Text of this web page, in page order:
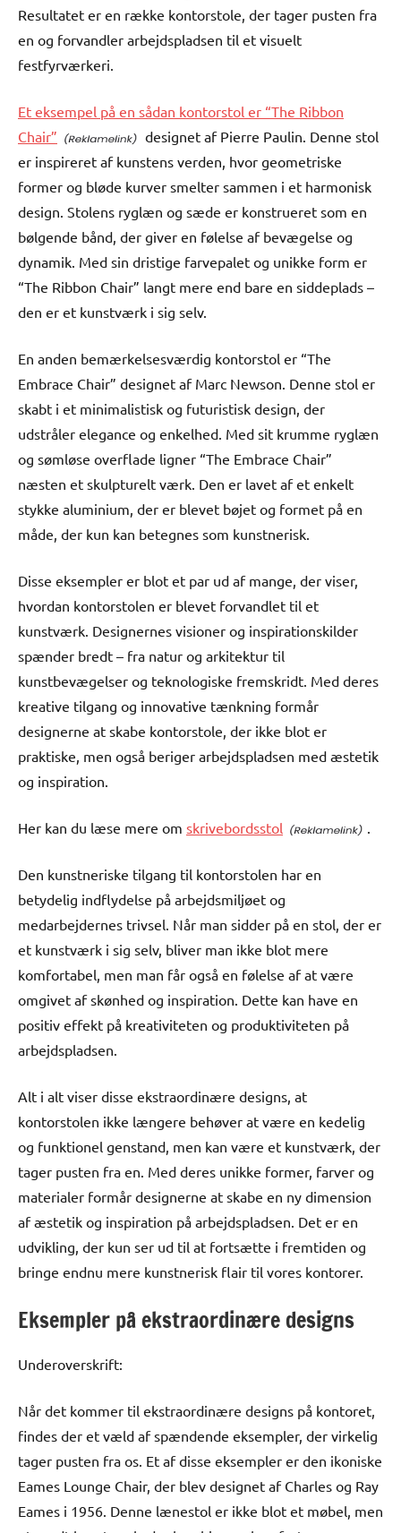
Resultatet er en række kontorstole, der tager pusten fra
en og forvandler arbejdspladsen til et visuelt
festfyrværkeri.
Et eksempel på en sådan kontorstol er “The Ribbon
Chair”
designet af Pierre Paulin. Denne stol
er inspireret af kunstens verden, hvor geometriske
former og bløde kurver smelter sammen i et harmonisk
design. Stolens ryglæn og sæde er konstrueret som en
bølgende bånd, der giver en følelse af bevægelse og
dynamik. Med sin dristige farvepalet og unikke form er
“The Ribbon Chair” langt mere end bare en siddeplads –
den er et kunstværk i sig selv.
En anden bemærkelsesværdig kontorstol er “The
Embrace Chair” designet af Marc Newson. Denne stol er
skabt i et minimalistisk og futuristisk design, der
udstråler elegance og enkelhed. Med sit krumme ryglæn
og sømløse overflade ligner “The Embrace Chair”
næsten et skulpturelt værk. Den er lavet af et enkelt
stykke aluminium, der er blevet bøjet og formet på en
måde, der kun kan betegnes som kunstnerisk.
Disse eksempler er blot et par ud af mange, der viser,
hvordan kontorstolen er blevet forvandlet til et
kunstværk. Designernes visioner og inspirationskilder
spænder bredt – fra natur og arkitektur til
kunstbevægelser og teknologiske fremskridt. Med deres
kreative tilgang og innovative tænkning formår
designerne at skabe kontorstole, der ikke blot er
praktiske, men også beriger arbejdspladsen med æstetik
og inspiration.
Her kan du læse mere om skrivebordsstol .
Den kunstneriske tilgang til kontorstolen har en
betydelig indflydelse på arbejdsmiljøet og
medarbejdernes trivsel. Når man sidder på en stol, der er
et kunstværk i sig selv, bliver man ikke blot mere
komfortabel, men man får også en følelse af at være
omgivet af skønhed og inspiration. Dette kan have en
positiv effekt på kreativiteten og produktiviteten på
arbejdspladsen.
Alt i alt viser disse ekstraordinære designs, at
kontorstolen ikke længere behøver at være en kedelig
og funktionel genstand, men kan være et kunstværk, der
tager pusten fra en. Med deres unikke former, farver og
materialer formår designerne at skabe en ny dimension
af æstetik og inspiration på arbejdspladsen. Det er en
udvikling, der kun ser ud til at fortsætte i fremtiden og
bringe endnu mere kunstnerisk flair til vores kontorer.
Eksempler på ekstraordinære designs
Underoverskrift:
Når det kommer til ekstraordinære designs på kontoret,
findes der et væld af spændende eksempler, der virkelig
tager pusten fra os. Et af disse eksempler er den ikoniske
Eames Lounge Chair, der blev designet af Charles og Ray
Eames i 1956. Denne lænestol er ikke blot et møbel, men